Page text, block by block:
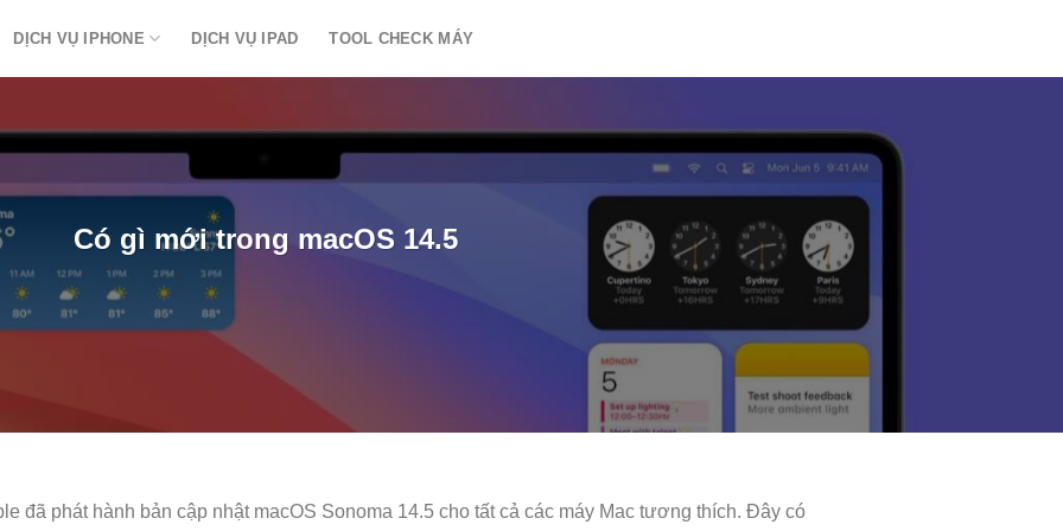
DỊCH VỤ IPHONE DỊCH VỤ IPAD TOOL CHECK MÁY
Có gì mới trong macOS 14.5
đã phát hành bản cập nhật macOS Sonoma 14.5 cho tất cả các máy Mac tương thích. Đây có